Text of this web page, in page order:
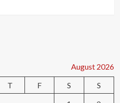
August 2026
T F S
S